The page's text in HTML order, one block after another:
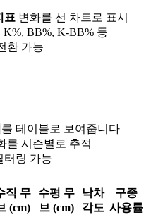
표 변화를 선 차트로 표시
K%, BB%, K-BB% 등
환 가능
를 테이블로 보여줍니다
를 시즌별로 추적
터링 가능
직 무
(cm)
수평 무
브 (cm)
낙차
각도
구종
사용률